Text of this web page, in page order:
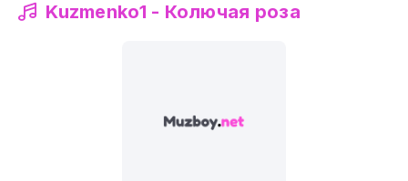
Kuzmenko1 - Колючая роза